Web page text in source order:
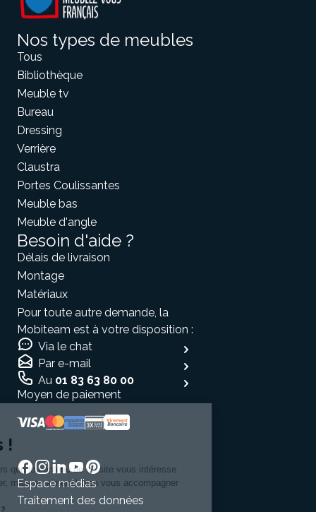
Nos types de meubles
Tous
Bibliothèque
Meuble tv
Bureau
Dressing
Verrière
Claustra
Portes Coulissantes
Meuble bas
Meuble d'angle
Besoin d'aide ?
Délais de livraison
Montage
Matériaux
Pour toute autre demande, la
Mobiteam est à votre disposition :
Via le chat
Par e-mail
Au 01 83 63 80 00
Moyen de paiement
Espace médias
Traitement des données
Salut c'est nous...
On a attendu d'être sûrs que le contenu de ce site vous intéresse
avant de vous déranger, mais on aimerait bien vous accompagner
pendant votre visite...